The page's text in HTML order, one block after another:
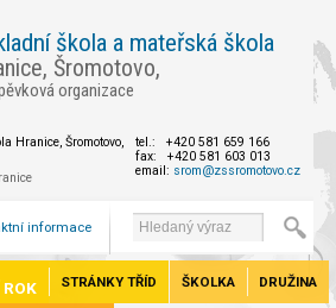
škola a mateřská škola
Šromotovo,
organizace
Hranice, Šromotovo,
tel.: +420 581 659 166
fax: +420 581 603 013
email: srom@zssromotovo.cz
informace
ROK STRÁNKY TŘÍD ŠKOLKA DRUŽINA